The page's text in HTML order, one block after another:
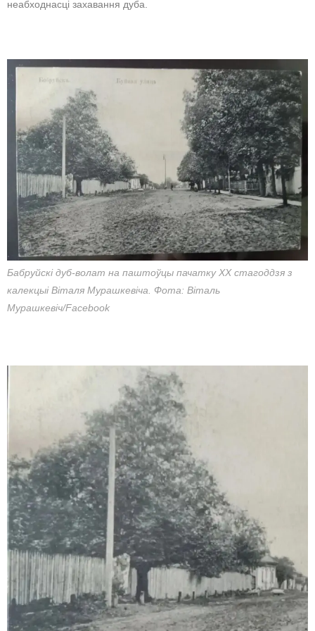
неабходнасці захавання дуба.
Бабруйскі дуб-волат на паштоўцы пачатку ХХ стагоддзя з
калекцыі Віталя Мурашкевіча. Фота: Віталь
Мурашкевіч/Facebook